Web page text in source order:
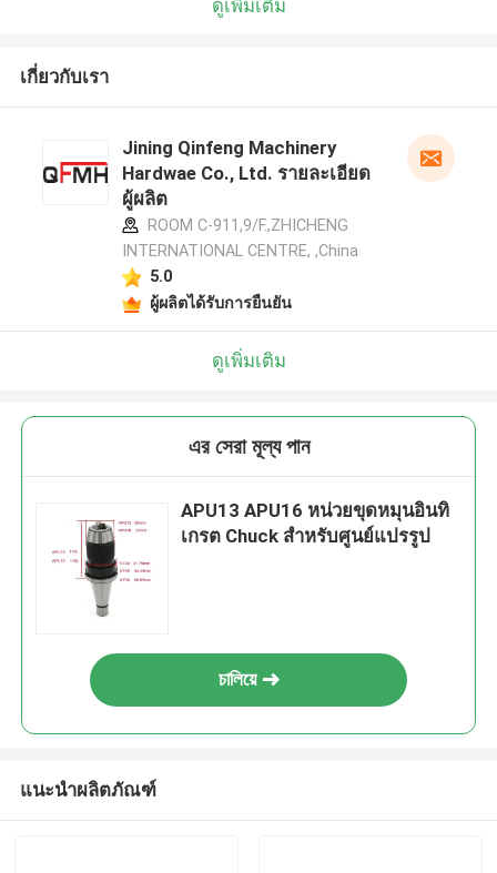
ดูเพิ่มเติม
เกี่ยวกับเรา
Jining Qinfeng Machinery
Hardwae Co., Ltd. รายละเอียด
ผู้ผลิต
ROOM C-911,9/F.,ZHICHENG
INTERNATIONAL CENTRE, ,China
5.0
ผู้ผลิตได้รับการยืนยัน
ดูเพิ่มเติม
এর সেরা মূল্য পান
APU13 APU16 หน่วยขุดหมุนอินทิ
เกรต Chuck สําหรับศูนย์แปรรูป
চালিয়ে
แนะนำผลิตภัณฑ์